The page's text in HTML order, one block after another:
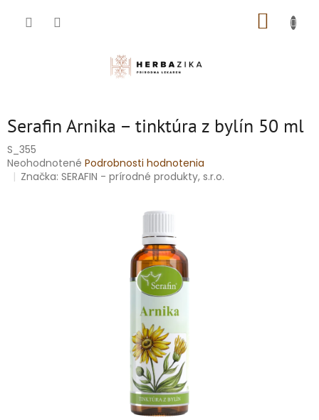
Serafin Arnika – tinktúra z bylín 50 ml
S_355
Priemerné
hodnotenie
Neohodnotené Podrobnosti hodnotenia
Značka:SERAFIN - prírodné produkty, s.r.o.